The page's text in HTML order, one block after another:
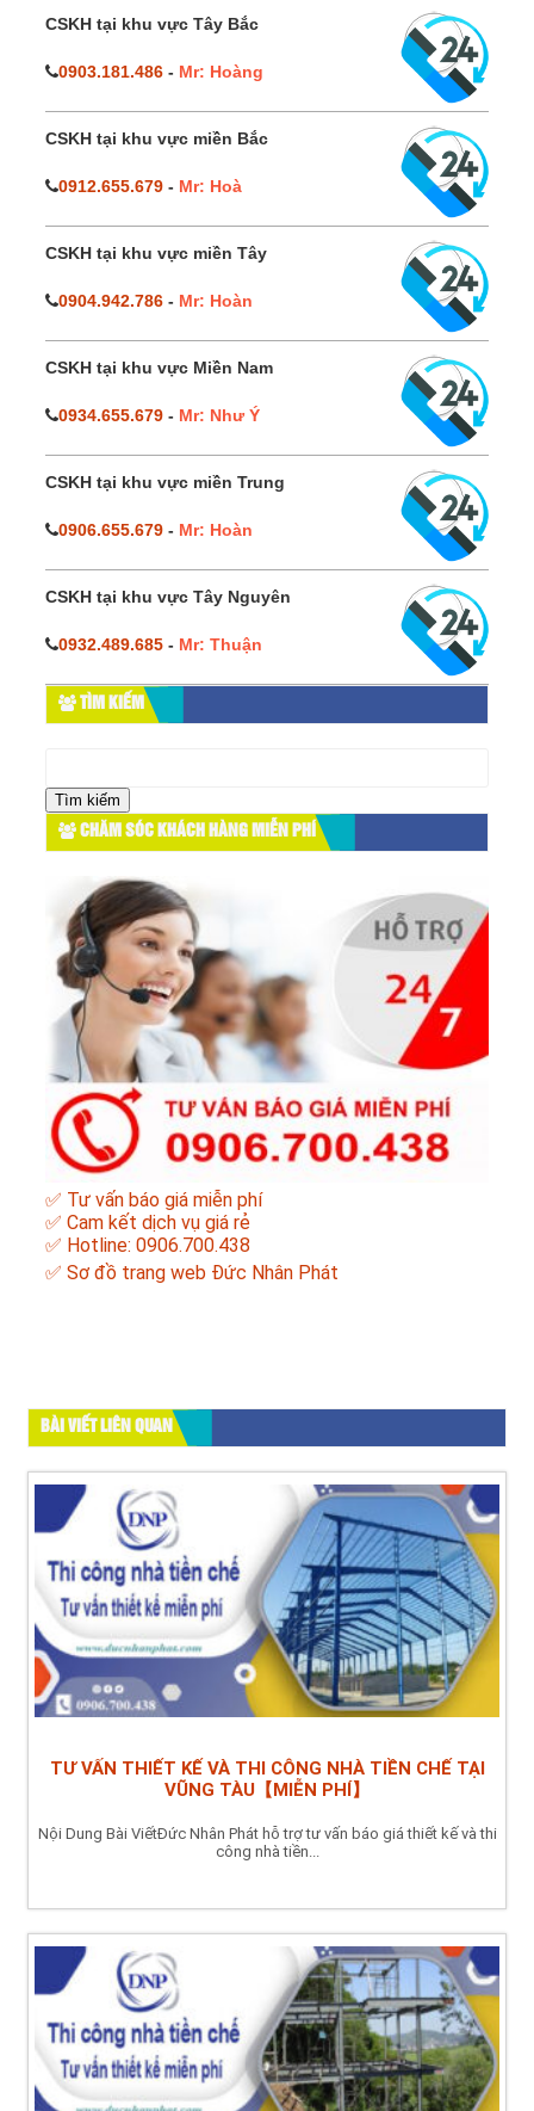
CSKH tại khu vực Tây Bắc
0903.181.486 - Mr: Hoàng
CSKH tại khu vực miền Bắc
0912.655.679 - Mr: Hoà
CSKH tại khu vực miền Tây
0904.942.786 - Mr: Hoàn
CSKH tại khu vực Miền Nam
0934.655.679 - Mr: Như Ý
CSKH tại khu vực miền Trung
0906.655.679 - Mr: Hoàn
CSKH tại khu vực Tây Nguyên
0932.489.685 - Mr: Thuận
TÌM KIẾM
cho:
CHĂM SÓC KHÁCH HÀNG MIỄN PHÍ
✅ Tư vấn báo giá miễn phí
✅ Cam kết dịch vụ giá rẻ
✅ Hotline: 0906.700.438
✅ Sơ đồ trang web Đức Nhân Phát
BÀI VIẾT LIÊN QUAN
TƯ VẤN THIẾT KẾ VÀ THI CÔNG NHÀ TIỀN CHẾ TẠI
VŨNG TÀU【MIỄN PHÍ】
Nội Dung Bài ViếtĐức Nhân Phát hỗ trợ tư vấn báo giá thiết kế và thi
công nhà tiền...